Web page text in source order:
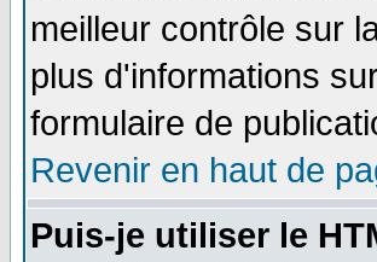
meilleur contrôle sur
plus d'informations
formulaire de
Revenir en haut de
Puis-je utiliser le